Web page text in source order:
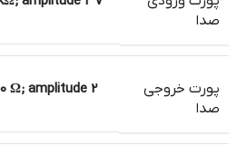
صدا
پورت خروجی
صدا
Ω; amplitude 2